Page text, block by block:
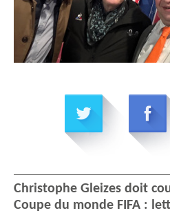
Christophe Gleizes doit
Coupe du monde FIFA :